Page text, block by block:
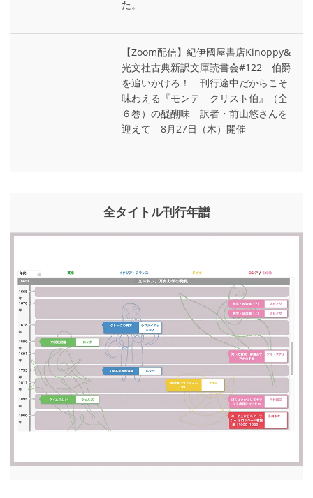
た。
【Zoom配信】紀伊國屋書店Kinoppy&
光文社古典新訳文庫読書会#122 伯爵
を追いかけろ！ 刊行途中だからこそ
味わえる『モンテ゠クリスト伯』（全
６巻）の醍醐味 訳者・前山悠さんを
迎えて 8月27日（木）開催
全タイトル刊行年譜